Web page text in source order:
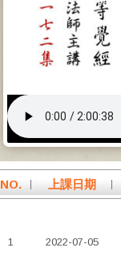
NO. 上課日期
1 2022-07-05